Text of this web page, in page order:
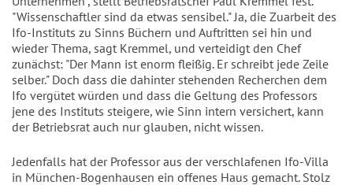
"Wissenschaftler sind da etwas sensibel." Ja, die Zuarbeit des
Ifo-Instituts zu Sinns Büchern und Auftritten sei hin und
wieder Thema, sagt Kremmel, und verteidigt den Chef
zunächst: "Der Mann ist enorm fleißig. Er schreibt jede Zeile
selber." Doch dass die dahinter stehenden Recherchen dem
Ifo vergütet würden und dass die Geltung des Professors
jene des Instituts steigere, wie Sinn intern versichert, kann
der Betriebsrat auch nur glauben, nicht wissen.
Jedenfalls hat der Professor aus der verschlafenen Ifo-Villa
in München-Bogenhausen ein offenes Haus gemacht. Stolz